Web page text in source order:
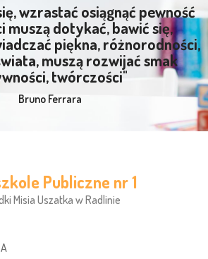
wzrastać osiągnąć pewność
muszą dotykać, bawić się,
piękna, różnorodności,
muszą rozwijać smak
twórczości"
Bruno Ferrara
Publiczne nr 1
Misia Uszatka w Radlinie